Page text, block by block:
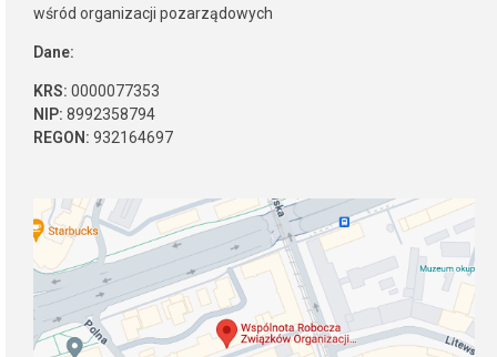
wśród organizacji pozarządowych​
Dane:
KRS: 0000077353
NIP: 8992358794
REGON: 932164697